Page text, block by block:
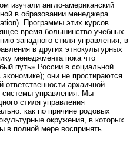
изучали англо-американский
в образовании менеджера
Программы этих курсов
время большинство учебных
западного стиля управления; в
в других этнокультурных
менеджмента пока что
путь» России в социальной
они не простираются
архаичной
системы управления. Мы
стиля управления
как по причине родовых
окружения, в которых
в полной мере воспринять